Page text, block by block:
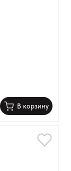
В корзину